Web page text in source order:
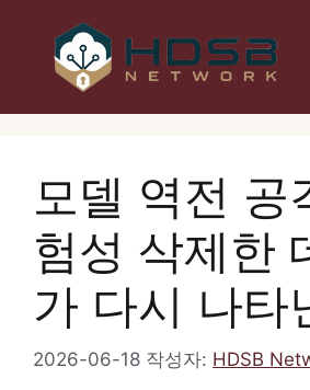
모델 역전 공
험성 삭제한
가 다시 나타
2026-06-18 작성자: HDSB